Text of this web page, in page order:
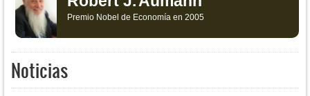
Premio Nobel de Economía en 2005
Noticias